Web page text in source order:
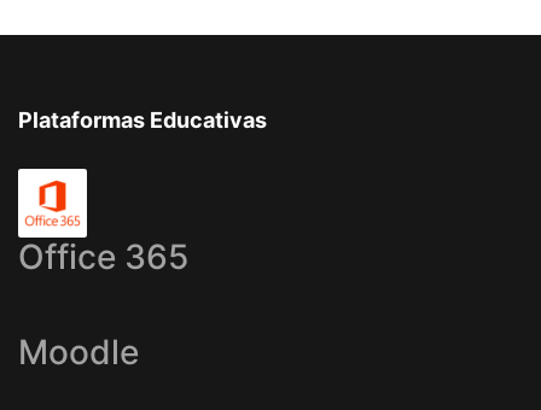
Plataformas Educativas
Office 365
Moodle